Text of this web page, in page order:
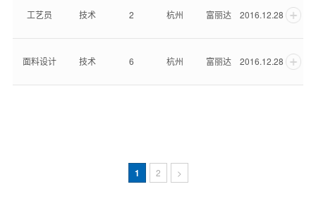
工艺员 技术 2 杭州 富丽达 2016.12.28
面料设计 技术 6 杭州 富丽达 2016.12.28
1 2 >